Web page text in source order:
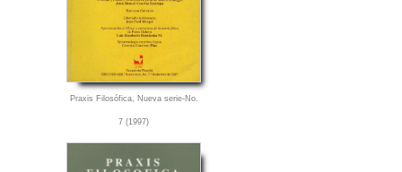
Praxis Filosófica, Nueva serie-No.
7 (1997)